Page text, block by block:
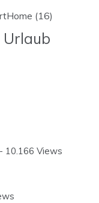
(16)
Urlaub
- 10.166 Views